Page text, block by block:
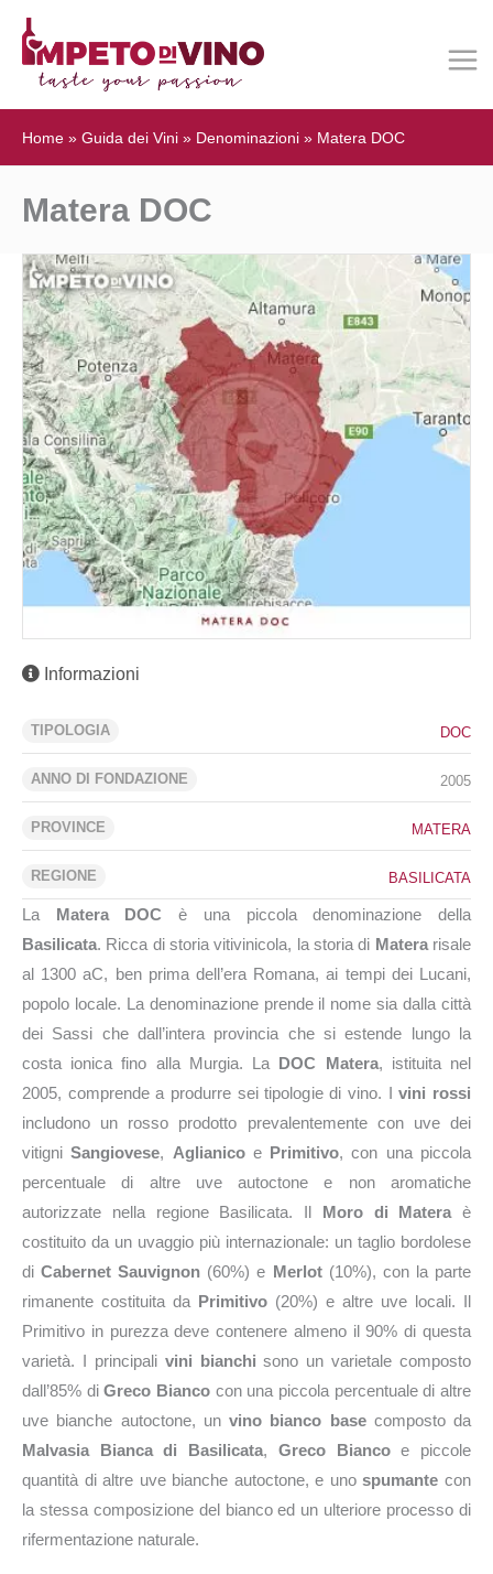
Home » Guida dei Vini » Denominazioni » Matera DOC
Matera DOC
Informazioni
TIPOLOGIA DOC
ANNO DI FONDAZIONE 2005
PROVINCE MATERA
REGIONE BASILICATA
La Matera DOC è una piccola denominazione della
Basilicata. Ricca di storia vitivinicola, la storia di Materarisale
al 1300 aC, ben prima dell’era Romana, ai tempi dei Lucani,
popolo locale. La denominazione prende il nome sia dalla città
dei Sassi che dall’intera provincia che si estende lungo la
costa ionica fino alla Murgia. La DOC Matera, istituita nel
2005, comprende a produrre sei tipologie di vino. Ivini rossi
includono un rosso prodotto prevalentemente con uve dei
vitigniSangiovese, Aglianicoe Primitivo, con una piccola
percentuale di altre uve autoctone e non aromatiche
autorizzate nella regione Basilicata. Il Moro di Matera è
costituito da un uvaggio più internazionale: un taglio bordolese
diCabernet Sauvignon (60%) e Merlot(10%), con la parte
rimanente costituita da Primitivo (20%) e altre uve locali. Il
Primitivo in purezza deve contenere almeno il 90% di questa
varietà. I principali vini bianchi sono un varietale composto
dall’85% diGreco Bianco con una piccola percentuale di altre
uve bianche autoctone, un vino bianco basecomposto da
Malvasia Bianca di Basilicata, Greco Biancoe piccole
quantità di altre uve bianche autoctone, e unospumante con
la stessa composizione del bianco ed un ulteriore processo di
rifermentazione naturale.